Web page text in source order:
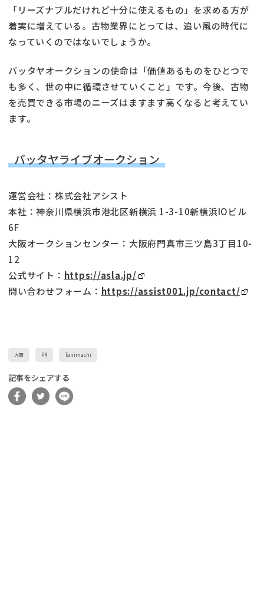
「リーズナブルだけれど十分に使えるもの」を求める方が
着実に増えている。古物業界にとっては、追い風の時代に
なっていくのではないでしょうか。
バッタヤオークションの使命は「価値あるものをひとつで
も多く、世の中に循環させていくこと」です。今後、古物
を売買できる市場のニーズはますます高くなると考えてい
ます。
バッタヤライブオークション
運営会社：株式会社アシスト
本社：神奈川県横浜市港北区新横浜 1-3-10新横浜IOビル
6F
大阪オークションセンター：大阪府門真市三ツ島3丁目10-
12
公式サイト： https://asla.jp/
問い合わせフォーム： https://assist001.jp/contact/
大阪 PR Tanimachi
記事をシェアする